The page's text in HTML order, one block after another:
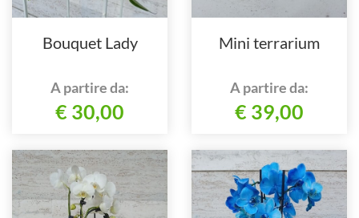
Bouquet Lady
A partire da:
€ 30,00
Mini terrarium
A partire da:
€ 39,00